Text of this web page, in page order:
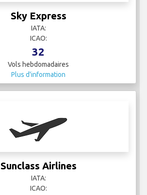
Sky Express
IATA:
ICAO:
32
Vols hebdomadaires
Plus d'information
Sunclass Airlines
IATA:
ICAO: